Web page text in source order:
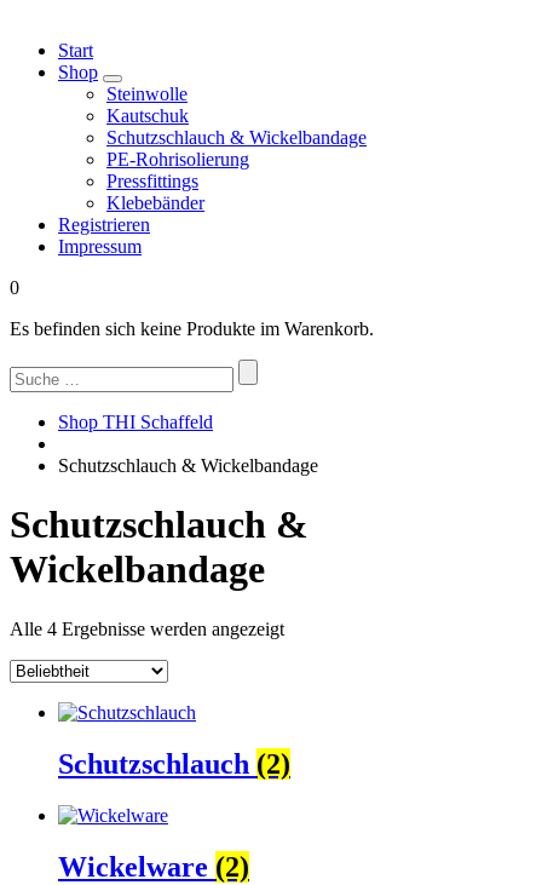
Start
Shop
Steinwolle
Kautschuk
Schutzschlauch & Wickelbandage
PE-Rohrisolierung
Pressfittings
Klebebänder
Registrieren
Impressum
0
Es befinden sich keine Produkte im Warenkorb.
Suchen
nach:
Shop THI Schaffeld
Schutzschlauch & Wickelbandage
Schutzschlauch &
Wickelbandage
Alle 4 Ergebnisse werden angezeigtNach
Schutzschlauch (2)
Wickelware (2)